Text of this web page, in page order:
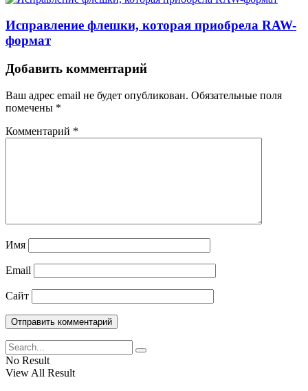
Исправление флешки, которая приобрела RAW-
формат
Добавить комментарий
Ваш адрес email не будет опубликован. Обязательные поля
помечены *
Комментарий *
Имя
Email
Сайт
No Result
View All Result